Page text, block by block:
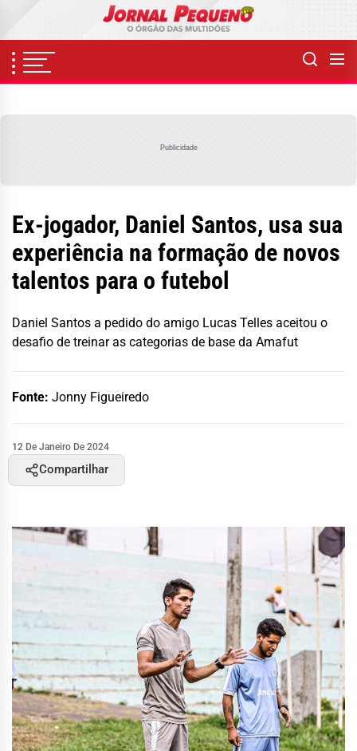
content
Publicidade
Ex-jogador, Daniel Santos, usa sua
experiência na formação de novos
talentos para o futebol
Daniel Santos a pedido do amigo Lucas Telles aceitou o
desafio de treinar as categorias de base da Amafut
Fonte: Jonny Figueiredo
12 De Janeiro De 2024
Compartilhar